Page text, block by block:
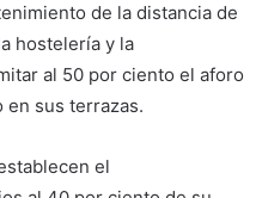
de la distancia de
hostelería y la
al 50 por ciento el aforo
sus terrazas.
el